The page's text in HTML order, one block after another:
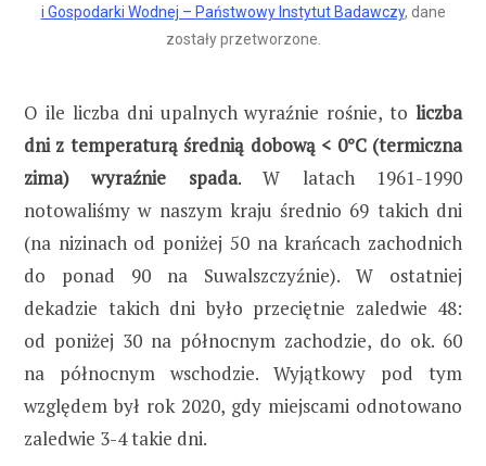
i Gospodarki Wodnej – Państwowy Instytut Badawczy, dane
zostały przetworzone.
O ile liczba dni upalnych wyraźnie rośnie, to liczba
dni z temperaturą średnią dobową < 0°C (termiczna
zima) wyraźnie spada. W latach 1961-1990
notowaliśmy w naszym kraju średnio 69 takich dni
(na nizinach od poniżej 50 na krańcach zachodnich
do ponad 90 na Suwalszczyźnie). W ostatniej
dekadzie takich dni było przeciętnie zaledwie 48:
od poniżej 30 na północnym zachodzie, do ok. 60
na północnym wschodzie. Wyjątkowy pod tym
względem był rok 2020, gdy miejscami odnotowano
zaledwie 3-4 takie dni.